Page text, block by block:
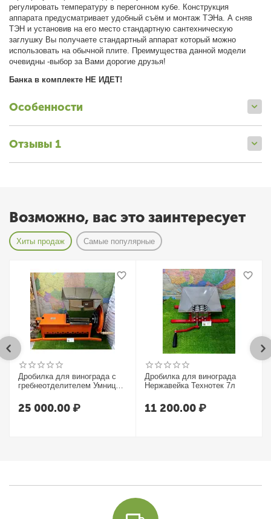
регулировать температуру в перегонном кубе. Конструкция
аппарата предусматривает удобный съём и монтаж ТЭНа. А сняв
ТЭН и установив на его место стандартную сантехническую
заглушку Вы получаете стандартный аппарат который можно
использовать на обычной плите. Преимущества данной модели
очевидны -выбор за Вами дорогие друзья!
Банка в комплекте НЕ ИДЕТ!
Особенности
Отзывы 1
Возможно, вас это заинтересует
Хиты продаж Самые популярные
Дробилка для винограда с
гребнеотделителем Умница
25 000.00₽
Дробилка для винограда
Нержавейка Технотек 7л
11 200.00₽